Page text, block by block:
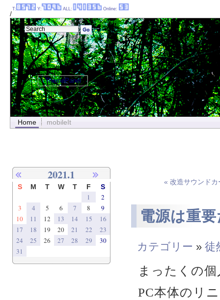
/
Home mobileIt
« 改造サウンド
電源は重
カテゴリー » 徒
まったくの
PC本体のリ
2021.1
S M T W T F S
1
2
3
4 5 6 7 8
9
10
11 12 13 14 15
16
17
18 19 20 21 22
23
24
25 26 27 28 29
30
31
T: Y: ALL: Online:
ThemePanel